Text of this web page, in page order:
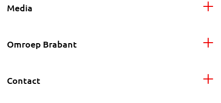
Media
Omroep Brabant
Contact